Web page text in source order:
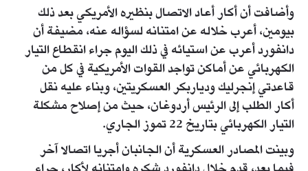
وأضافت أن أكار أعاد الاتصال بنظيره الأمريكي بعد ذلك
بيومين، أعرب خلاله عن امتنانه لسؤاله عنه، مضيفة أن
دانفورد أعرب عن استيائه في ذلك اليوم جراء انقطاع التيار
الكهربائي عن أماكن تواجد القوات الأمريكية في كل من
قاعدتي إنجرليك ودياربكر العسكريتين، وبناء عليه نقل
أكار الطلب إلى الرئيس أردوغان، حيث من إصلاح مشكلة
التيار الكهربائي بتاريخ 22 تموز الجاري.
وبينت المصادر العسكرية أن الجانبان أجريا اتصالا آخر